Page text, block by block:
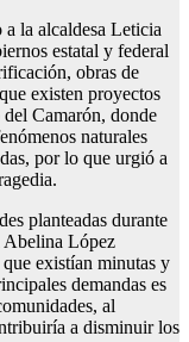
la alcaldesa Leticia
estatal y federal
obras de
existen proyectos
Camarón, donde
naturales
por lo que urgió a
planteadas durante
Abelina López
existían minutas y
demandas es
al
a disminuir los